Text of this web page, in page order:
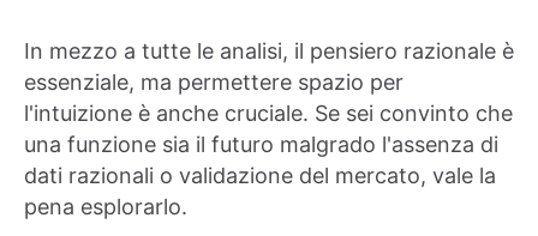
In mezzo a tutte le analisi, il pensiero razionale è
essenziale, ma permettere spazio per
l'intuizione è anche cruciale. Se sei convinto che
una funzione sia il futuro malgrado l'assenza di
dati razionali o validazione del mercato, vale la
pena esplorarlo.